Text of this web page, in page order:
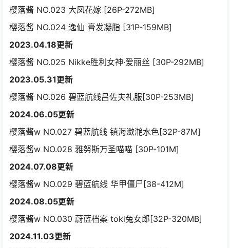
樱落酱 NO.023 大凤花嫁 [26P-272MB]
樱落酱 NO.024 逸仙 膏发凝脂 [31P-159MB]
2023.04.18更新
樱落酱 NO.025 Nikke胜利女神·爱丽丝 [30P-292MB]
2023.05.31更新
樱落酱 NO.026 碧蓝航线吕佐夫礼服[30P-253MB]
2024.06.05更新
樱落酱w NO.027 碧蓝航线 镇海潋滟水色[32P-87M]
樱落酱w NO.028 雅努斯万圣喵喵 [30P-101M]
2024.07.08更新
樱落酱w NO.029 碧蓝航线 华甲僵尸[38-412M]
2024.08.05更新
樱落酱w NO.030 蔚蓝档案 toki兔女郎[32P-320MB]
2024.11.03更新